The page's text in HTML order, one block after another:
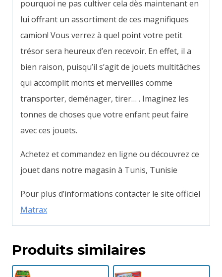
pourquoi ne pas cultiver cela dès maintenant en
lui offrant un assortiment de ces magnifiques
camion! Vous verrez à quel point votre petit
trésor sera heureux d’en recevoir. En effet, il a
bien raison, puisqu’il s’agit de jouets multitâches
qui accomplit monts et merveilles comme
transporter, deménager, tirer… . Imaginez les
tonnes de choses que votre enfant peut faire
avec ces jouets.
Achetez et commandez en ligne ou découvrez ce
jouet dans notre magasin à Tunis, Tunisie
Pour plus d’informations contacter le site officiel
Matrax
Produits similaires